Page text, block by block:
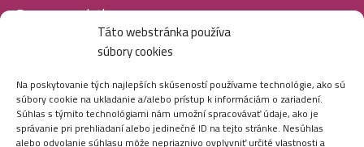
Táto webstránka používa
súbory cookies
Na poskytovanie tých najlepších skúseností používame technológie, ako sú
súbory cookie na ukladanie a/alebo prístup k informáciám o zariadení.
Súhlas s týmito technológiami nám umožní spracovávať údaje, ako je
správanie pri prehliadaní alebo jedinečné ID na tejto stránke. Nesúhlas
alebo odvolanie súhlasu môže nepriaznivo ovplyvniť určité vlastnosti a
Doprava a platba
SOCIÁLNE SIETE